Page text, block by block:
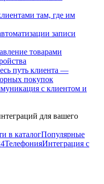
там, где им
записи
товарами
путь клиента —
покупок
с клиентом и
для вашего
в каталогПопулярные
ТелефонияИнтеграция с